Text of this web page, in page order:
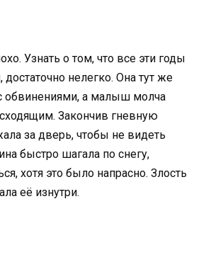
Узнать о том, что все эти годы
нелегко. Она тут же
обвинениями, а малыш молча
Закончив гневную
за дверь, чтобы не видеть
быстро шагала по снегу,
хотя это было напрасно. Злость
её изнутри.